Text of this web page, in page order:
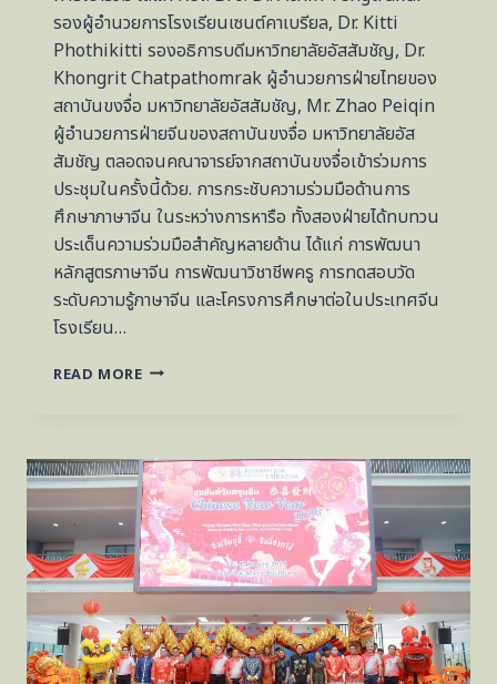
รองผู้อำนวยการโรงเรียนเซนต์คาเบรียล, Dr. Kitti
Phothikitti รองอธิการบดีมหาวิทยาลัยอัสสัมชัญ, Dr.
Khongrit Chatpathomrak ผู้อำนวยการฝ่ายไทยของ
สถาบันขงจื่อ มหาวิทยาลัยอัสสัมชัญ, Mr. Zhao Peiqin
ผู้อำนวยการฝ่ายจีนของสถาบันขงจื่อ มหาวิทยาลัยอัส
สัมชัญ ตลอดจนคณาจารย์จากสถาบันขงจื่อเข้าร่วมการ
ประชุมในครั้งนี้ด้วย. การกระชับความร่วมมือด้านการ
ศึกษาภาษาจีน ในระหว่างการหารือ ทั้งสองฝ่ายได้ทบทวน
ประเด็นความร่วมมือสำคัญหลายด้าน ได้แก่ การพัฒนา
หลักสูตรภาษาจีน การพัฒนาวิชาชีพครู การทดสอบวัด
ระดับความรู้ภาษาจีน และโครงการศึกษาต่อในประเทศจีน
โรงเรียน…
READ MOREการ
กระชับ
ความ
ร่วม
มือ
ด้าน
การ
เรียน
การ
สอน
ภาษา